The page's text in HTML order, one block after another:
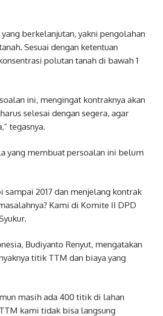
berkelanjutan, yakni pengolahan
Sesuai dengan ketentuan
polutan tanah di bawah 1
ini, mengingat kontraknya akan
selesai dengan segera, agar
tegasnya.
yang membuat persoalan ini belum
sampai 2017 dan menjelang kontrak
Kami di Komite II DPD
Budiyanto Renyut, mengatakan
titik TTM dan biaya yang
masih ada 400 titik di lahan
kami tidak bisa langsung